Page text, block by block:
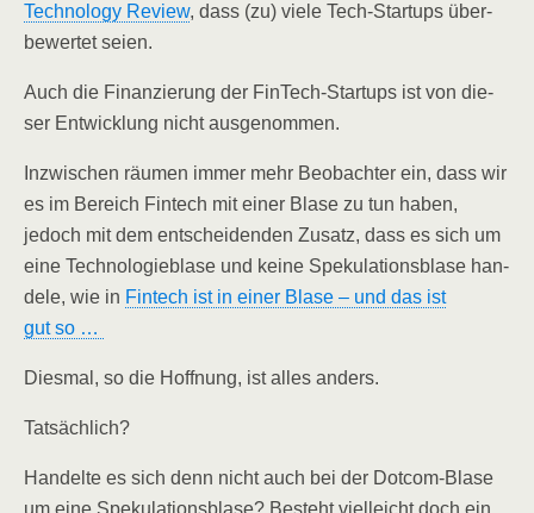
Tech­no­lo­gy Review, dass (zu) vie­le Tech-Start­ups über­
be­wer­tet seien.
Auch die Finan­zie­rung der Fin­Tech-Start­ups ist von die­
ser Ent­wick­lung nicht ausgenommen.
Inzwi­schen räu­men immer mehr Beob­ach­ter ein, dass wir
es im Bereich Fin­tech mit einer Bla­se zu tun haben,
jedoch mit dem ent­schei­den­den Zusatz, dass es sich um
eine Tech­no­lo­gie­bla­se und kei­ne Spe­ku­la­ti­ons­bla­se han­
de­le, wie in Fin­tech ist in einer Bla­se – und das ist
gut so …
Dies­mal, so die Hoff­nung, ist alles anders.
Tat­säch­lich?
Han­del­te es sich denn nicht auch bei der Dot­com-Bla­se
um eine Spe­ku­la­ti­ons­bla­se? Besteht viel­leicht doch ein